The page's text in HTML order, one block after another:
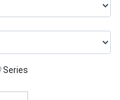
Series